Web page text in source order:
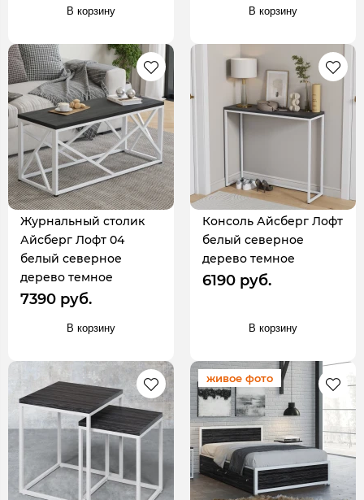
В корзину В корзину
Журнальный столик
Айсберг Лофт 04
белый северное
дерево темное
7390 руб.
В корзину
Консоль Айсберг Лофт
белый северное
дерево темное
6190 руб.
В корзину
живое фото